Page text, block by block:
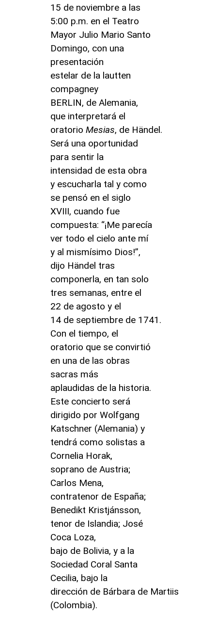
15 de noviembre a las
5:00 p.m. en el Teatro
Mayor Julio Mario Santo
Domingo, con una
presentación
estelar de la lautten
compagney
BERLIN, de Alemania,
que interpretará el
oratorio Mesias, de Händel.
Será una oportunidad
para sentir la
intensidad de esta obra
y escucharla tal y como
se pensó en el siglo
XVIII, cuando fue
compuesta: “¡Me parecía
ver todo el cielo ante mí
y al mismísimo Dios!”,
dijo Händel tras
componerla, en tan solo
tres semanas, entre el
22 de agosto y el
14 de septiembre de 1741.
Con el tiempo, el
oratorio que se convirtió
en una de las obras
sacras más
aplaudidas de la historia.
Este concierto será
dirigido por Wolfgang
Katschner (Alemania) y
tendrá como solistas a
Cornelia Horak,
soprano de Austria;
Carlos Mena,
contratenor de España;
Benedikt Kristjánsson,
tenor de Islandia; José
Coca Loza,
bajo de Bolivia, y a la
Sociedad Coral Santa
Cecilia, bajo la
dirección de Bárbara de Martiis
(Colombia).